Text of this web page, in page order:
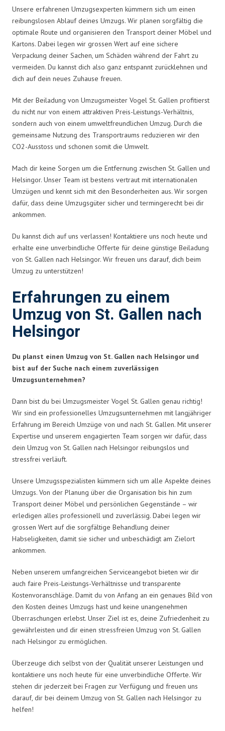
Unsere erfahrenen Umzugsexperten kümmern sich um einen
reibungslosen Ablauf deines Umzugs. Wir planen sorgfältig die
optimale Route und organisieren den Transport deiner Möbel und
Kartons. Dabei legen wir grossen Wert auf eine sichere
Verpackung deiner Sachen, um Schäden während der Fahrt zu
vermeiden. Du kannst dich also ganz entspannt zurücklehnen und
dich auf dein neues Zuhause freuen.
Mit der Beiladung von Umzugsmeister Vogel St. Gallen profitierst
du nicht nur von einem attraktiven Preis-Leistungs-Verhältnis,
sondern auch von einem umweltfreundlichen Umzug. Durch die
gemeinsame Nutzung des Transportraums reduzieren wir den
CO2-Ausstoss und schonen somit die Umwelt.
Mach dir keine Sorgen um die Entfernung zwischen St. Gallen und
Helsingor. Unser Team ist bestens vertraut mit internationalen
Umzügen und kennt sich mit den Besonderheiten aus. Wir sorgen
dafür, dass deine Umzugsgüter sicher und termingerecht bei dir
ankommen.
Du kannst dich auf uns verlassen! Kontaktiere uns noch heute und
erhalte eine unverbindliche Offerte für deine günstige Beiladung
von St. Gallen nach Helsingor. Wir freuen uns darauf, dich beim
Umzug zu unterstützen!
Erfahrungen zu einem
Umzug von St. Gallen nach
Helsingor
Du planst einen Umzug von St. Gallen nach Helsingor und
bist auf der Suche nach einem zuverlässigen
Umzugsunternehmen?
Dann bist du bei Umzugsmeister Vogel St. Gallen genau richtig!
Wir sind ein professionelles Umzugsunternehmen mit langjähriger
Erfahrung im Bereich Umzüge von und nach St. Gallen. Mit unserer
Expertise und unserem engagierten Team sorgen wir dafür, dass
dein Umzug von St. Gallen nach Helsingor reibungslos und
stressfrei verläuft.
Unsere Umzugsspezialisten kümmern sich um alle Aspekte deines
Umzugs. Von der Planung über die Organisation bis hin zum
Transport deiner Möbel und persönlichen Gegenstände – wir
erledigen alles professionell und zuverlässig. Dabei legen wir
grossen Wert auf die sorgfältige Behandlung deiner
Habseligkeiten, damit sie sicher und unbeschädigt am Zielort
ankommen.
Neben unserem umfangreichen Serviceangebot bieten wir dir
auch faire Preis-Leistungs-Verhältnisse und transparente
Kostenvoranschläge. Damit du von Anfang an ein genaues Bild von
den Kosten deines Umzugs hast und keine unangenehmen
Überraschungen erlebst. Unser Ziel ist es, deine Zufriedenheit zu
gewährleisten und dir einen stressfreien Umzug von St. Gallen
nach Helsingor zu ermöglichen.
Überzeuge dich selbst von der Qualität unserer Leistungen und
kontaktiere uns noch heute für eine unverbindliche Offerte. Wir
stehen dir jederzeit bei Fragen zur Verfügung und freuen uns
darauf, dir bei deinem Umzug von St. Gallen nach Helsingor zu
helfen!